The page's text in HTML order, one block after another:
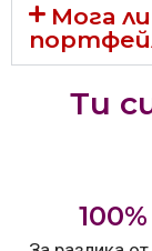
Мога
Ти